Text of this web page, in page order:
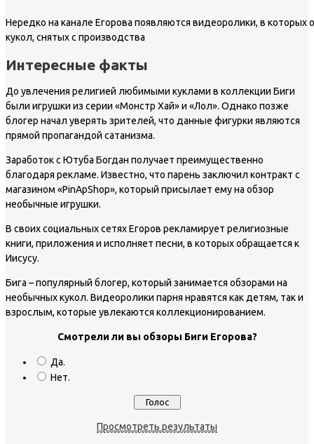
Нередко на канале Егорова появляются видеоролики, в которых
кукол, снятых с производства
Интересные факты
До увлечения религией любимыми куклами в коллекции Биги
были игрушки из серии «Монстр Хай» и «Лол». Однако позже
блогер начал уверять зрителей, что данные фигурки являются
прямой пропагандой сатанизма.
Заработок с Ютуба Богдан получает преимущественно
благодаря рекламе. Известно, что парень заключил контракт с
магазином «PinApShop», который присылает ему на обзор
необычные игрушки.
В своих социальных сетях Егоров рекламирует религиозные
книги, приложения и исполняет песни, в которых обращается к
Иисусу.
Бига – популярный блогер, который занимается обзорами на
необычных кукол. Видеоролики парня нравятся как детям, так и
взрослым, которые увлекаются коллекционированием.
Смотрели ли вы обзоры Биги Егорова?
Да.
Нет.
Просмотреть результаты